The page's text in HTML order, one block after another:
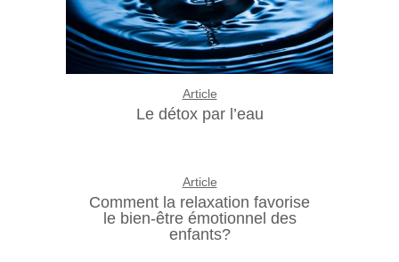
Article
Le détox par l’eau
Article
Comment la relaxation favorise
le bien-être émotionnel des
enfants?